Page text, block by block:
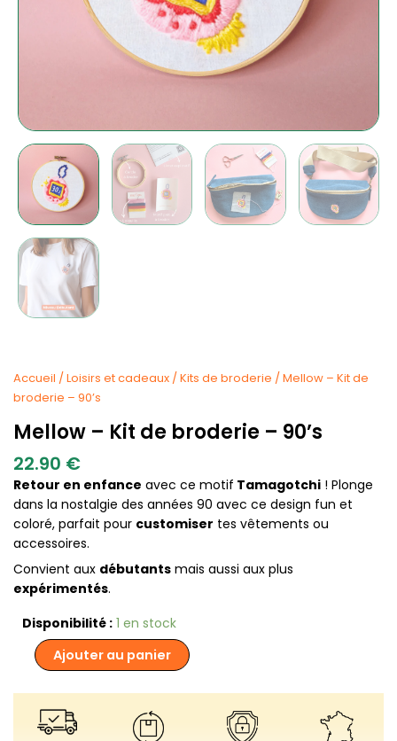
Accueil / Loisirs et cadeaux / Kits de broderie / Mellow – Kit de
broderie – 90’s
Mellow – Kit de broderie – 90’s
22.90 €
Retour en enfance avec ce motif Tamagotchi ! Plonge
dans la nostalgie des années 90 avec ce design fun et
coloré, parfait pour customiser tes vêtements ou
accessoires.
Convient aux débutants mais aussi aux plus
expérimentés.
Disponibilité : 1 en stock
quantité
Mellow
Kit
broderie
Ajouter au panier